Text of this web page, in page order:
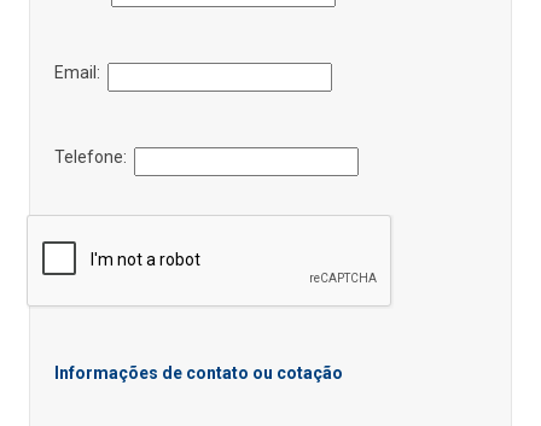
Email:
Telefone:
Informações de contato ou cotação